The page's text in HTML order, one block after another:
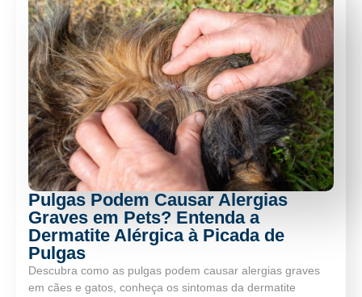
Pulgas Podem Causar Alergias
Graves em Pets? Entenda a
Dermatite Alérgica à Picada de
Pulgas
Descubra como as pulgas podem causar alergias graves
em cães e gatos, conheça os sintomas da dermatite